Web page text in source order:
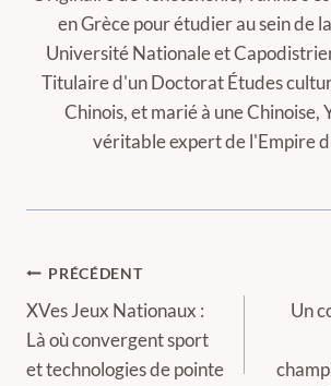
en Grèce pour étudier au sein de
Université Nationale et
Titulaire d'un Doctorat Études
Chinois, et marié à une Chinoise,
véritable expert de l'Empire
Navigation
de
l’article
PRÉCÉDENT
XVes Jeux Nationaux :
Là où convergent sport
et technologies de pointe
Un